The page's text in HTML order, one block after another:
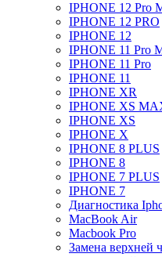
IPHONE 12 Pro
IPHONE 12 PRO
IPHONE 12
IPHONE 11 Pro
IPHONE 11 Pro
IPHONE 11
IPHONE XR
IPHONE XS
IPHONE XS
IPHONE X
IPHONE 8 PLUS
IPHONE 8
IPHONE 7 PLUS
IPHONE 7
Диагностика
MacBook Air
Macbook Pro
Замена верхней